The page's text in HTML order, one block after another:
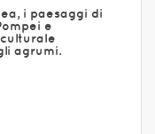
i paesaggi di
e
agrumi.